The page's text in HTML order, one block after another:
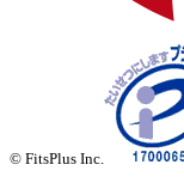
© FitsPlus Inc.